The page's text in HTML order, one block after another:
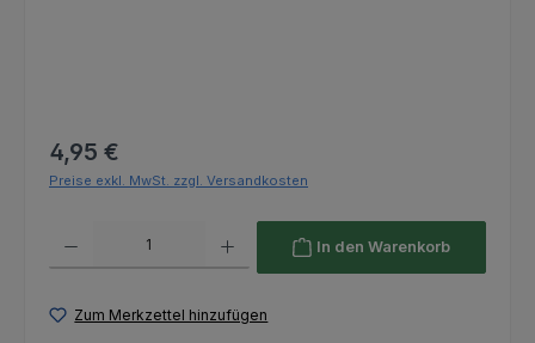
Regulärer Preis:
4,95 €
Preise exkl. MwSt. zzgl. Versandkosten
In den Warenkorb
Zum Merkzettel hinzufügen